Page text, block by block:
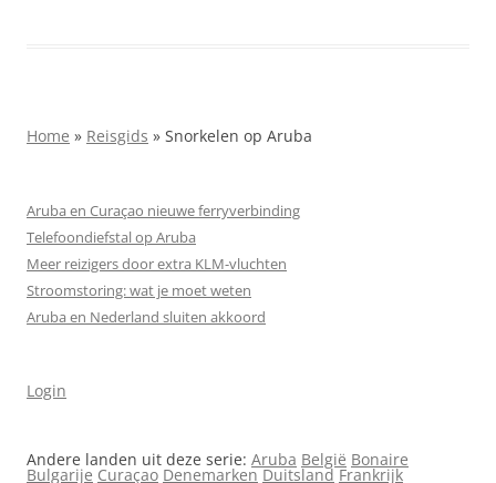
Home » Reisgids » Snorkelen op Aruba
Aruba en Curaçao nieuwe ferryverbinding
Telefoondiefstal op Aruba
Meer reizigers door extra KLM-vluchten
Stroomstoring: wat je moet weten
Aruba en Nederland sluiten akkoord
Login
Andere landen uit deze serie: Aruba België Bonaire
Bulgarije Curaçao Denemarken Duitsland Frankrijk